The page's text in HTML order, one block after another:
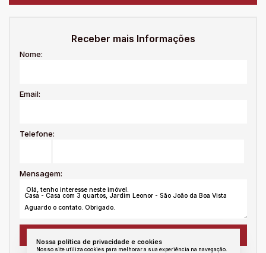
Nossa política de privacidade e cookies
Nosso site utiliza cookies para melhorar a sua experiência na navegação.
Receber mais Informações
Nome:
Email:
Telefone:
Mensagem: